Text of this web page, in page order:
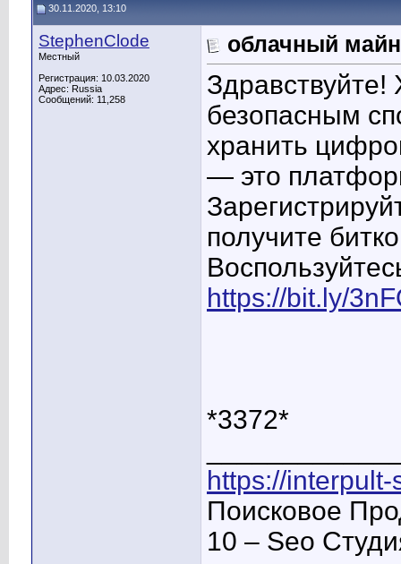
30.11.2020, 13:10
StephenClode
Местный
Регистрация: 10.03.2020
Адрес: Russia
Сообщений: 11,258
облачный
безопасным
хранить
— это
получите
https://bit.ly/
*3372*
https://
Поисковое
10 – Seo